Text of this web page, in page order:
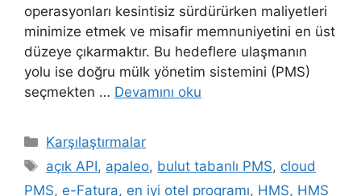
operasyonları kesintisiz sürdürürken maliyetleri
minimize etmek ve misafir memnuniyetini en üst
düzeye çıkarmaktır. Bu hedeflere ulaşmanın
yolu ise doğru mülk yönetim sistemini (PMS)
seçmekten … Devamını oku
Kategoriler
Karşılaştırmalar
Etiketler
açık API, apaleo, bulut tabanlı PMS, cloud
PMS, e-Fatura, en iyi otel programı, HMS, HMS